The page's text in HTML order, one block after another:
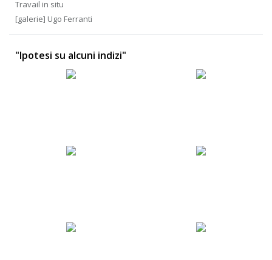
Travail in situ
[galerie] Ugo Ferranti
"Ipotesi su alcuni indizi"